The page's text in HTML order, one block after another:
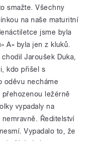
smažte. Všechny
na naše maturitní
jsme byla
A« byla jen z kluků.
Jaroušek Duka,
kdo přišel s
oděvu necháme
ležérně
vypadaly na
Ředitelství
Vypadalo to, že